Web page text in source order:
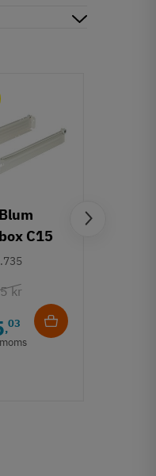
C15
- højde
kr
,03